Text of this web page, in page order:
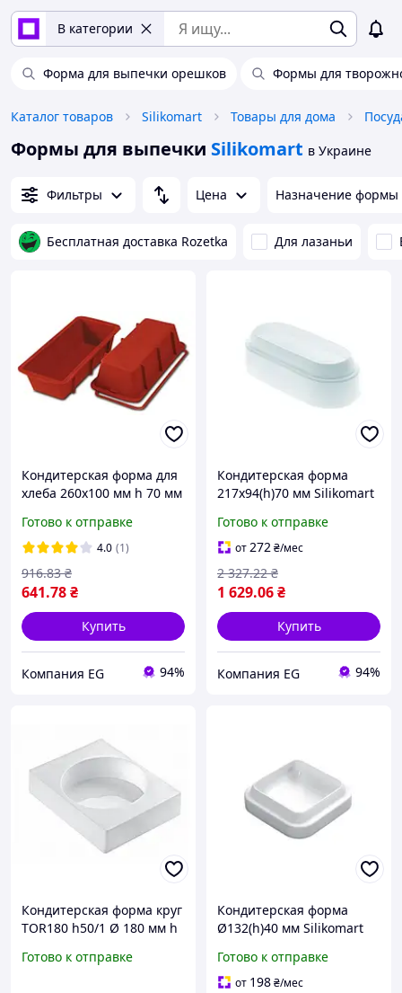
В категории
Форма для выпечки орешков Формы для
Каталог товаров Silikomart Товары для дома
Формы для выпечки Silikomart в Украине
Фильтры Цена Назначение формы
Бесплатная доставка Rozetka Для лазаньи
Кондитерская форма для
хлеба 260х100 мм h 70 мм
Готово к отправке
4.0 (1)
641.78₴
916.83 ₴
Купить
Компания EG 94%
Кондитерская форма
217x94(h)70 мм Silikomart
Готово к отправке
от272₴/мес
1 629.06₴
2 327.22 ₴
Купить
Компания EG 94%
Кондитерская форма круг
TOR180 h50/1 Ø 180 мм h
Готово к отправке
Кондитерская форма
Ø132(h)40 мм Silikomart
Готово к отправке
от 198₴/мес